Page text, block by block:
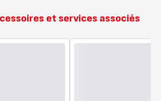
et services associés